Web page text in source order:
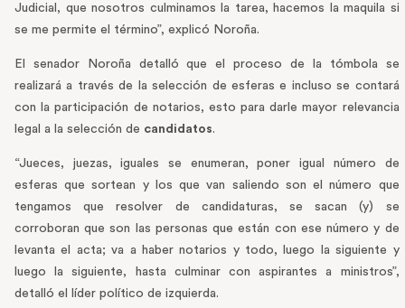
Judicial, que nosotros culminamos la tarea, hacemos la maquila si
se me permite el término”, explicó Noroña.
El senador Noroña detalló que el proceso de la tómbola se
realizará a través de la selección de esferas e incluso se contará
con la participación de notarios, esto para darle mayor relevancia
legal a la selección de candidatos.
“Jueces, juezas, iguales se enumeran, poner igual número de
esferas que sortean y los que van saliendo son el número que
tengamos que resolver de candidaturas, se sacan (y) se
corroboran que son las personas que están con ese número y de
levanta el acta; va a haber notarios y todo, luego la siguiente y
luego la siguiente, hasta culminar con aspirantes a ministros”,
detalló el líder político de izquierda.